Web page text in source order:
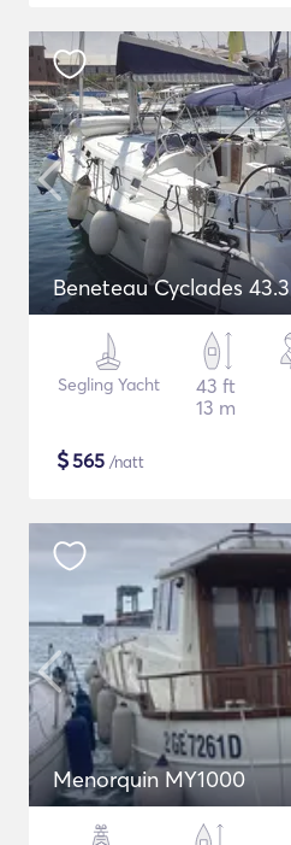
Beneteau Cyclades 43.3
Segling Yacht
43 ft
13 m
$565 /natt
Menorquin MY1000